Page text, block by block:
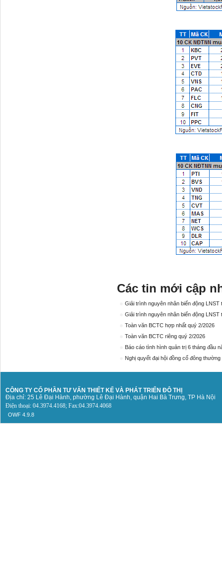
Các tin mới cập
Giải trình nguyên nhân biến động
Giải trình nguyên nhân biến động
Toàn văn BCTC hợp nhất quý 2/2026
Toàn văn BCTC riêng quý 2/2026
Báo cáo tình hình quản trị 6 tháng đầu
Nghị quyết đại hội đồng cổ đông thường
CÔNG TY CỔ PHẦN TƯ VẤN THIẾT KẾ VÀ PHÁT TRIỂN ĐÔ THỊ
Địa chỉ: 25 Lê Đại Hành, phường Lê Đại Hành, quận Hai Bà Trưng, TP Hà Nội
Điện thoại: 04.3974.4168; Fax:04.3974.4068
OWF 4.9.8